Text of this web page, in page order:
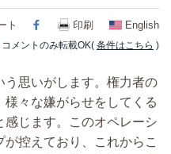
ト Facebook
印刷 English
コメントのみ転載OK( 条件はこちら )
思いがします。権力者の
々な嫌がらせをしてくる
感じます。このオペレーシ
控えており、これからこ